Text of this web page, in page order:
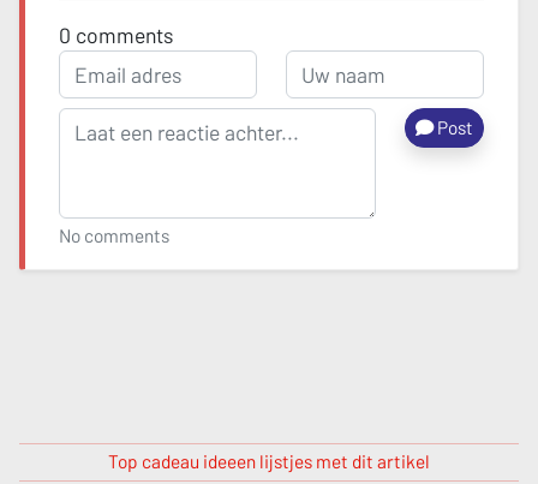
0 comments
Post
No comments
Top cadeau ideeen lijstjes met dit artikel